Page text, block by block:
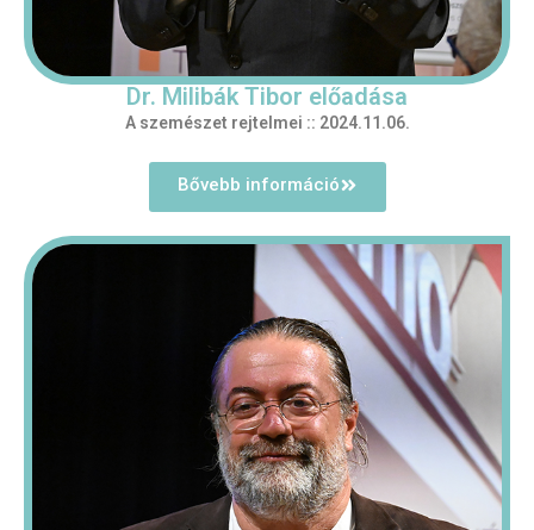
Dr. Milibák Tibor előadása
A szemészet rejtelmei :: 2024.11.06.
Bővebb információ